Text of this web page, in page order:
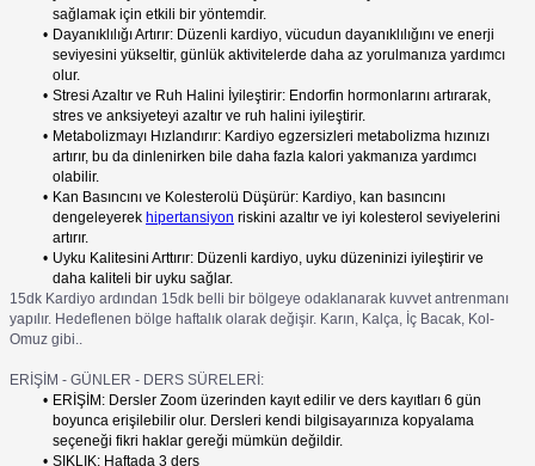
sağlamak için etkili bir yöntemdir.
Dayanıklılığı Artırır: Düzenli kardiyo, vücudun dayanıklılığını ve enerji
seviyesini yükseltir, günlük aktivitelerde daha az yorulmanıza yardımcı
olur.
Stresi Azaltır ve Ruh Halini İyileştirir: Endorfin hormonlarını artırarak,
stres ve anksiyeteyi azaltır ve ruh halini iyileştirir.
Metabolizmayı Hızlandırır: Kardiyo egzersizleri metabolizma hızınızı
artırır, bu da dinlenirken bile daha fazla kalori yakmanıza yardımcı
olabilir.
Kan Basıncını ve Kolesterolü Düşürür: Kardiyo, kan basıncını
dengeleyerek hipertansiyon riskini azaltır ve iyi kolesterol seviyelerini
artırır.
Uyku Kalitesini Arttırır: Düzenli kardiyo, uyku düzeninizi iyileştirir ve
daha kaliteli bir uyku sağlar.
15dk Kardiyo ardından 15dk belli bir bölgeye odaklanarak kuvvet antrenmanı
yapılır. Hedeflenen bölge haftalık olarak değişir. Karın, Kalça, İç Bacak, Kol-
Omuz gibi..
ERİŞİM - GÜNLER - DERS SÜRELERİ:
ERİŞİM: Dersler Zoom üzerinden kayıt edilir ve ders kayıtları 6 gün
boyunca erişilebilir olur. Dersleri kendi bilgisayarınıza kopyalama
seçeneği fikri haklar gereği mümkün değildir.
SIKLIK: Haftada 3 ders